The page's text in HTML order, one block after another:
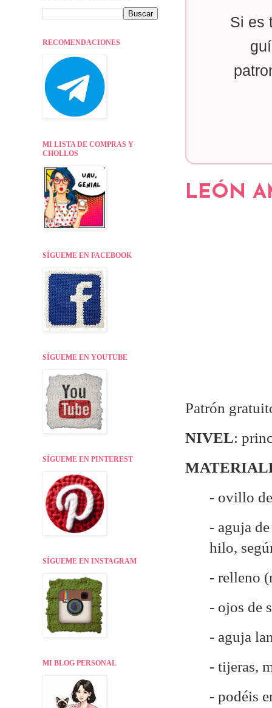
Si es
LEÓN
Patrón
NIVEL:
- ovillo
- aguja
hilo,
- relleno
- ojos de
- aguja
- tijeras,
- podéis
RECOMENDACIONES
MI LISTA DE COMPRAS Y
CHOLLOS
SÍGUEME EN FACEBOOK
SÍGUEME EN YOUTUBE
SÍGUEME EN PINTEREST
SÍGUEME EN INSTAGRAM
MI BLOG PERSONAL